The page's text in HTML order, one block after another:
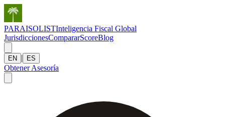
PARAISOLISTInteligencia Fiscal Global
JurisdiccionesCompararScoreBlog
EN | ES
Obtener Asesoría